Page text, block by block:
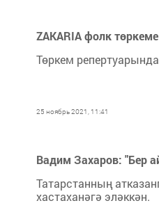
ZAKARIA фолк
Төркем
25 ноябрь 2021, 11:41
Вадим Захаров: "Бер
Татарстанның
хастаханәгә эләккән.